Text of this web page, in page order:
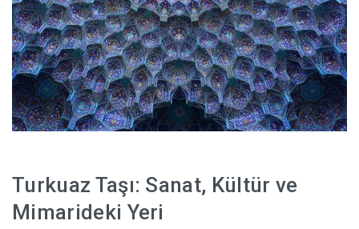
Turkuaz Taşı: Sanat, Kültür ve
Mimarideki Yeri